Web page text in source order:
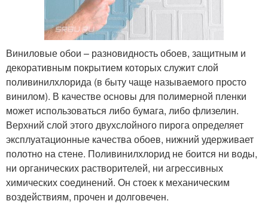
Виниловые обои – разновидность обоев, защитным и
декоративным покрытием которых служит слой
поливинилхлорида (в быту чаще называемого просто
винилом). В качестве основы для полимерной пленки
может использоваться либо бумага, либо флизелин.
Верхний слой этого двухслойного пирога определяет
эксплуатационные качества обоев, нижний удерживает
полотно на стене. Поливинилхлорид не боится ни воды,
ни органических растворителей, ни агрессивных
химических соединений. Он стоек к механическим
воздействиям, прочен и долговечен.